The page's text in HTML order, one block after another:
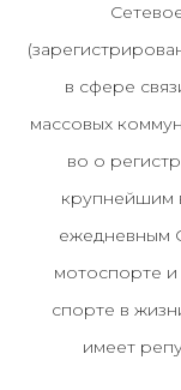
в сфере
массовых
во о
крупнейшим
ежедневным
мотоспорте
спорте в
имеет